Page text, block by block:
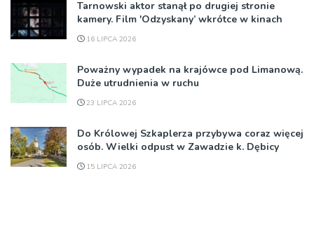
Tarnowski aktor stanął po drugiej stronie
kamery. Film 'Odzyskany’ wkrótce w kinach
16 LIPCA 2026
Poważny wypadek na krajówce pod Limanową.
Duże utrudnienia w ruchu
23 LIPCA 2026
Do Królowej Szkaplerza przybywa coraz więcej
osób. Wielki odpust w Zawadzie k. Dębicy
15 LIPCA 2026